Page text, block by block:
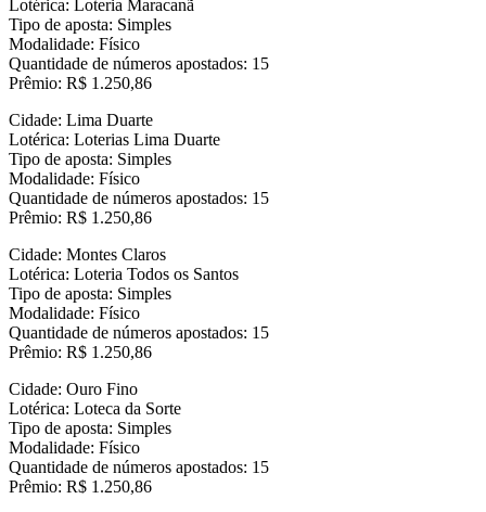
Lotérica: Loteria Maracanã
Tipo de aposta: Simples
Modalidade: Físico
Quantidade de números apostados: 15
Prêmio: R$ 1.250,86
Cidade: Lima Duarte
Lotérica: Loterias Lima Duarte
Tipo de aposta: Simples
Modalidade: Físico
Quantidade de números apostados: 15
Prêmio: R$ 1.250,86
Cidade: Montes Claros
Lotérica: Loteria Todos os Santos
Tipo de aposta: Simples
Modalidade: Físico
Quantidade de números apostados: 15
Prêmio: R$ 1.250,86
Cidade: Ouro Fino
Lotérica: Loteca da Sorte
Tipo de aposta: Simples
Modalidade: Físico
Quantidade de números apostados: 15
Prêmio: R$ 1.250,86